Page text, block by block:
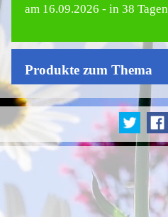
am 16.09.2026 - in 38 Tagen
Produkte zum Thema